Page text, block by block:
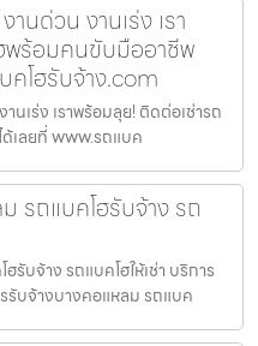
นด่วน งานเร่ง เรา
พร้อมคนขับมืออาชีพ
คโฮรับจ้าง.com
เร่ง เราพร้อมลุย! ติดต่อเช่ารถ
เลยที่ www.รถแบค
รถแบคโฮรับจ้าง รถ
บจ้าง รถแบคโฮให้เช่า บริการ
รับจ้างบางคอแหลม รถแบค